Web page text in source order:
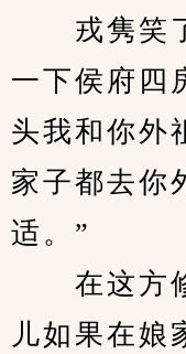
戎隽笑了
一下侯府四
头我和你外
家子都去你
适。”
在这方修
儿如果在娘